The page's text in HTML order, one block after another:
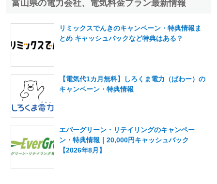
富山県の電力会社、電気料金プラン最新情報
リミックスでんきのキャンペーン・特典情報ま
とめ キャッシュバックなど特典はある？
【電気代1カ月無料】しろくま電力（ぱわー）の
キャンペーン・特典情報
エバーグリーン・リテイリングのキャンペー
ン・特典情報｜20,000円キャッシュバック
【2026年8月】